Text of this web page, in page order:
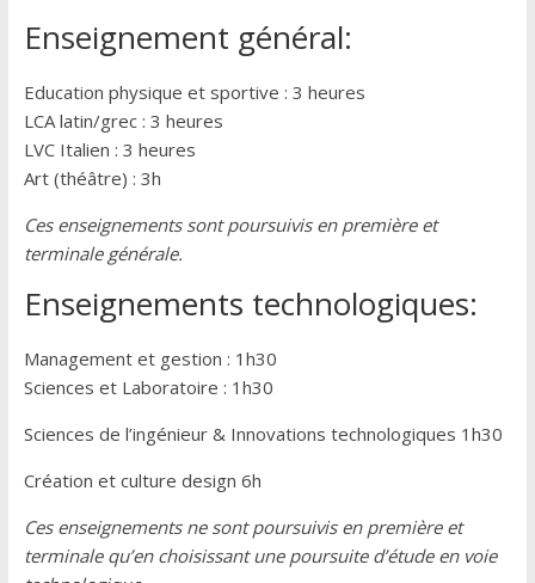
Enseignement général:
Education physique et sportive : 3 heures
LCA latin/grec : 3 heures
LVC Italien : 3 heures
Art (théâtre) : 3h
Ces enseignements sont poursuivis en première et
terminale générale.
Enseignements technologiques:
Management et gestion : 1h30
Sciences et Laboratoire : 1h30
Sciences de l’ingénieur & Innovations technologiques 1h30
Création et culture design 6h
Ces enseignements ne sont poursuivis en première et
terminale qu’en choisissant une poursuite d’étude en voie